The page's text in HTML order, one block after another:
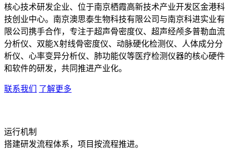
核心技术研发企业、位于南京栖霞高新技术产业开发区金港科
技创业中心。南京澳思泰生物科技有限公司与南京科进实业有
限公司携手合作，专注于超声骨密度仪、超声经颅多普勒血流
分析仪、双能X射线骨密度仪、动脉硬化检测仪、人体成分分
析仪、心率变异分析仪、肺功能仪等医疗检测仪器的核心硬件
和软件的研发，共同推进产业化。
联系我们 了解更多
运行机制
搭建研发流程体系，项目按流程推进。